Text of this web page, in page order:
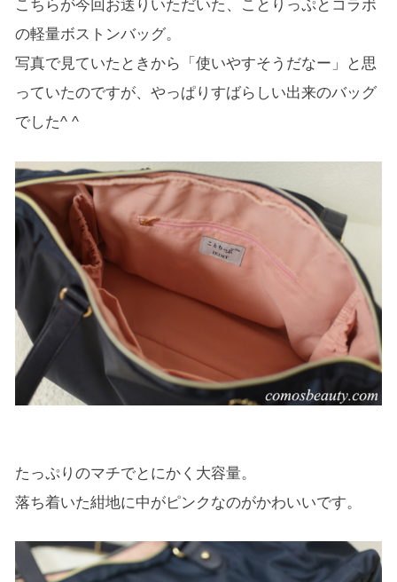
こちらが今回お送りいただいた、ことりっぷとコラボ
の軽量ボストンバッグ。
写真で見ていたときから「使いやすそうだなー」と思
っていたのですが、やっぱりすばらしい出来のバッグ
でした^ ^
たっぷりのマチでとにかく大容量。
落ち着いた紺地に中がピンクなのがかわいいです。